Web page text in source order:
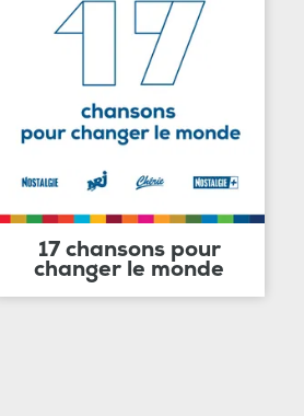
17 chansons pour
changer le monde